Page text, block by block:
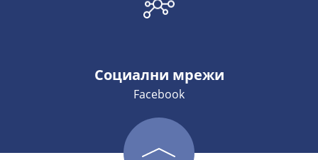
Социални мрежи
Facebook